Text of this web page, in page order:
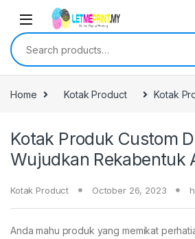
Search for:
Home Kotak Product Kotak
Kotak Produk Custom
Wujudkan Rekabentuk
Kotak Product October 26, 2023
Anda mahu produk yang memikat